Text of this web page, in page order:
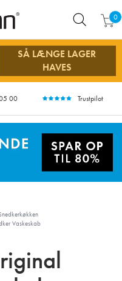
0
SÅ LÆNGE LAGER
HAVES
00 Trustpilot
Vaskeskab